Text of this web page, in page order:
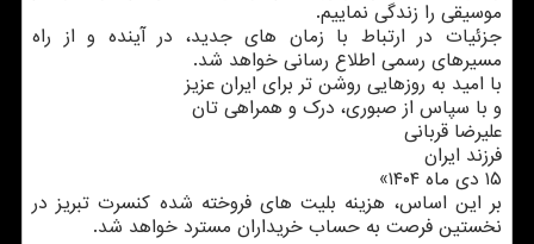
موسیقی را زندگی نماییم.
جزئیات در ارتباط با زمان های جدید، در آینده و از راه
مسیرهای رسمی اطلاع رسانی خواهد شد.
با امید به روزهایی روشن تر برای ایران عزیز
و با سپاس از صبوری، درک و همراهی تان
علیرضا قربانی
فرزند ایران
۱۵ دی ماه ۱۴۰۴»
بر این اساس، هزینه بلیت های فروخته شده کنسرت تبریز در
نخستین فرصت به حساب خریداران مسترد خواهد شد.